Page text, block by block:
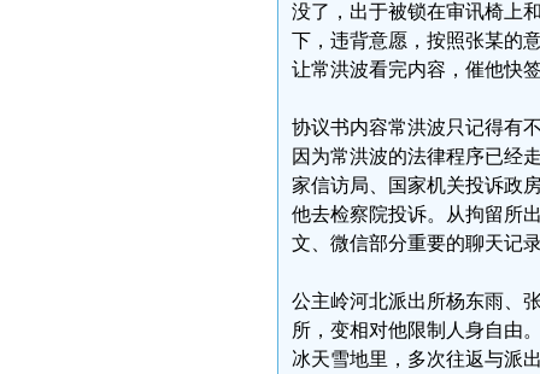
没了，出于被锁在审讯椅上
下，违背意愿，按照张某的
让常洪波看完内容，催他快
协议书内容常洪波只记得有
因为常洪波的法律程序已经
家信访局、国家机关投诉政
他去检察院投诉。从拘留所
文、微信部分重要的聊天记
公主岭河北派出所杨东雨、
所，变相对他限制人身自由
冰天雪地里，多次往返与派